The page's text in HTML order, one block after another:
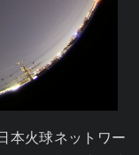
本火球ネットワー